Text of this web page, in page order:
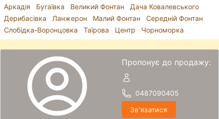
Аркадія Бугаївка Великий Фонтан
Дача Ковалевського
Дерибасівка
Ланжерон Малий Фонтан
Середній Фонтан
Слобідка-Воронцовка
Таїрова Центр Чорноморка
Пропонує до продажу:
0487090405
Звʼязатися